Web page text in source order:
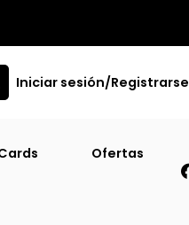
Iniciar sesión/Registrarse
Ofertas
[Bio]